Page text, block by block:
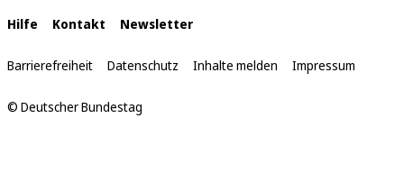
Interne
Links
Hilfe Kontakt Newsletter
Barrierefreiheit Datenschutz Inhalte melden Impressum
© Deutscher Bundestag